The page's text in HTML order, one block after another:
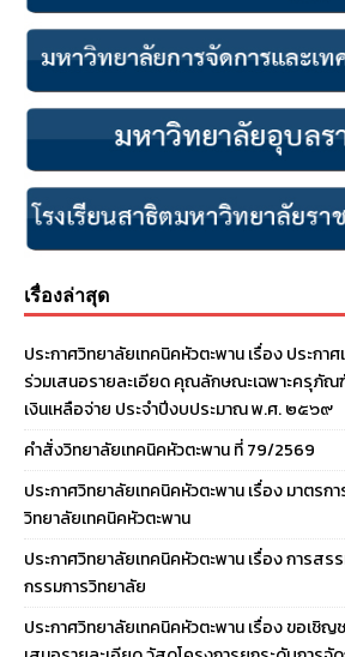
เรื่องล่าสุด
ประกาศวิทยาลัยเทคนิคหัวตะพาน เรื่อง ประกา
ร่วมเสนอรายละเอียด คุณลักษณะเฉพาะครุภัณ
เงินเหลือจ่าย ประจําปีงบประมาณ พ.ศ. ๒๕๖๙
คำสั่งวิทยาลัยเทคนิคหัวตะพาน ที่ 79/2569
ประกาศวิทยาลัยเทคนิคหัวตะพาน เรื่อง มาตรก
วิทยาลัยเทคนิคหัวตะพาน
ประกาศวิทยาลัยเทคนิคหัวตะพาน เรื่อง การสร
กรรมการวิทยาลัย
ประกาศวิทยาลัยเทคนิคหัวตะพาน เรื่อง ขอเชิ